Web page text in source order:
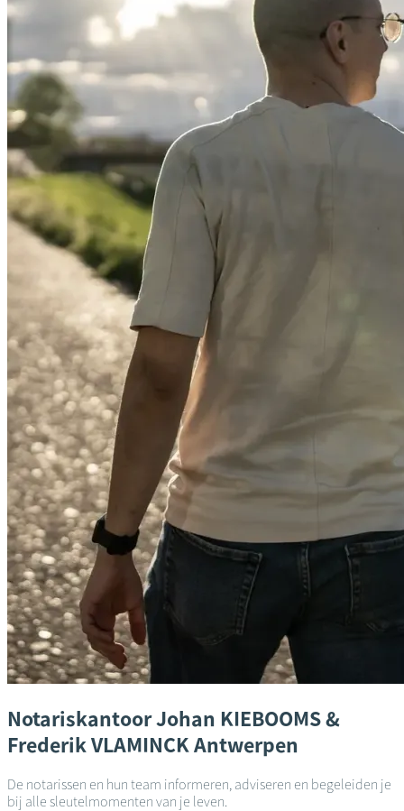
NotariskantoorJohan KIEBOOMS &
Frederik VLAMINCKAntwerpen
De notarissen en hun team informeren, adviseren en begeleiden je
bij alle sleutelmomenten van je leven.